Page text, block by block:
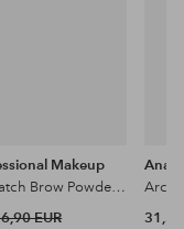
Makeup
Fluff N Snatch Brow Powder Pen
EUR
31,50